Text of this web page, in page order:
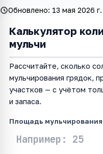
Обновлено: 13 мая 2026 г.
Калькулятор
мульчи
Рассчитайте, сколько
мульчирования грядок,
участков — с учётом
и запаса.
Площадь мульчирования